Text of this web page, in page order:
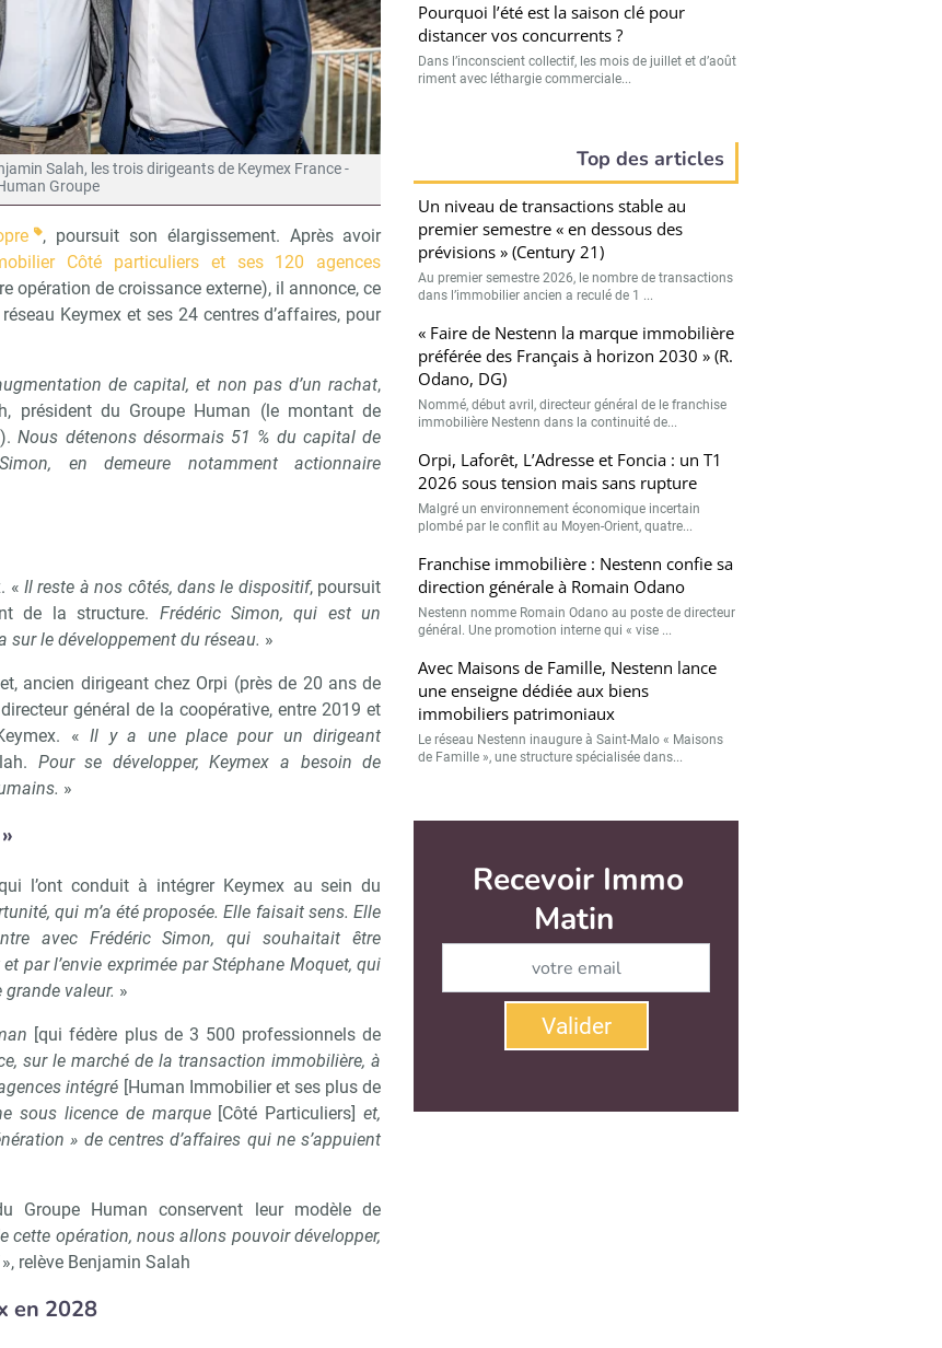
Salah, les trois dirigeants de Keymex France -
Groupe
, poursuit son élargissement. Après avoir
Côté particuliers et ses 120 agences
opération de croissance externe), il annonce, ce
Keymex et ses 24 centres d’affaires, pour
de capital, et non pas d’un rachat,
président du Groupe Human (le montant de
Nous détenons désormais 51 % du capital de
en demeure notamment actionnaire
« Il reste à nos côtés, dans le dispositif, poursuit
de la structure. Frédéric Simon, qui est un
sur le développement du réseau. »
ancien dirigeant chez Orpi (près de 20 ans de
général de la coopérative, entre 2019 et
«Il y a une place pour un dirigeant
Pour se développer, Keymex a besoin de
»
»
l’ont conduit à intégrer Keymex au sein du
qui m’a été proposée. Elle faisait sens. Elle
avec Frédéric Simon, qui souhaitait être
par l’envie exprimée par Stéphane Moquet, qui
valeur. »
[qui fédère plus de 3 500 professionnels de
sur le marché de la transaction immobilière, à
intégré [Human Immobilier et ses plus de
sous licence de marque [Côté Particuliers] et,
» de centres d’affaires qui ne s’appuient
Groupe Human conservent leur modèle de
cette opération, nous allons pouvoir développer,
relève Benjamin Salah
en 2028
Pourquoi l’été est la saison clé pour
distancer vos concurrents ?
Dans l’inconscient collectif, les mois de juillet et d’août
riment avec léthargie commerciale...
Top des articles
Un niveau de transactions stable au
premier semestre « en dessous des
prévisions » (Century 21)
Au premier semestre 2026, le nombre de transactions
dans l’immobilier ancien a reculé de 1 ...
« Faire de Nestenn la marque immobilière
préférée des Français à horizon 2030 » (R.
Odano, DG)
Nommé, début avril, directeur général de le franchise
immobilière Nestenn dans la continuité de...
Orpi, Laforêt, L’Adresse et Foncia : un T1
2026 sous tension mais sans rupture
Malgré un environnement économique incertain
plombé par le conflit au Moyen-Orient, quatre...
Franchise immobilière : Nestenn confie sa
direction générale à Romain Odano
Nestenn nomme Romain Odano au poste de directeur
général. Une promotion interne qui « vise ...
Avec Maisons de Famille, Nestenn lance
une enseigne dédiée aux biens
immobiliers patrimoniaux
Le réseau Nestenn inaugure à Saint-Malo « Maisons
de Famille », une structure spécialisée dans...
Matin Abonnez-vous à notre newsletter
Valider
Non merci, je reçois déjà ! Je déciderai plus tard